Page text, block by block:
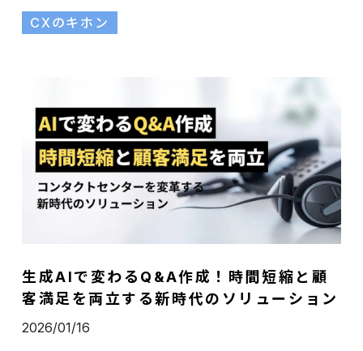
CXのキホン
生成AIで変わるQ&A作成！時間短縮と顧
客満足を両立する新時代のソリューション
2026/01/16